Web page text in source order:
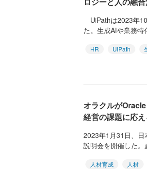
UiPathは2023年
た。生成AIや業務
HR UiPath
オラクルが
経営の課題に応
2023年1月31日、日
説明会を開催した
人材育成 人材